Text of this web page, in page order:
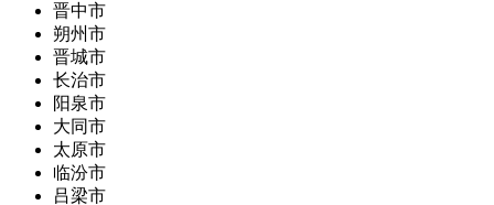
晋中市
朔州市
晋城市
长治市
阳泉市
大同市
太原市
临汾市
吕梁市